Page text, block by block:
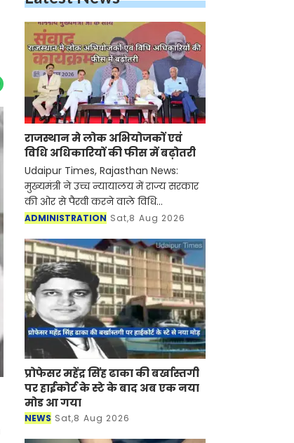
राजस्थान मे लोक अभियोजकों एवं
विधि अधिकारियों की फीस में बढ़ोतरी
Udaipur Times, Rajasthan News:
मुख्यमंत्री ने उच्च न्यायालय में राज्य सरकार
की ओर से पैरवी करने वाले विधि
अधिकारियों की रिटेनरशिप और एपीयरेंस
ही उनकी ड्राफ्टिंग ए
ADMINISTRATION Sat,8 Aug 2026
प्रोफेसर महेंद्र सिंह ढाका की बर्खास्तगी
पर हाईकोर्ट के स्टे के बाद अब एक नया
मोड आ गया
NEWS Sat,8 Aug 2026